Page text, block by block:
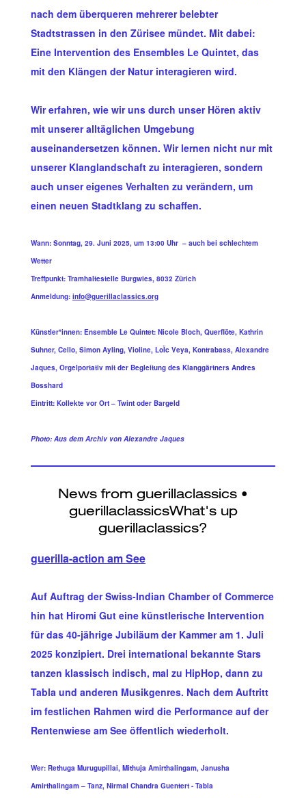
nach dem überqueren mehrerer belebter
Stadtstrassen in den Zürisee mündet. Mit dabei:
Eine Intervention des Ensembles Le Quintet, das
mit den Klängen der Natur interagieren wird.
Wir erfahren, wie wir uns durch unser Hören aktiv
mit unserer alltäglichen Umgebung
auseinandersetzen können. Wir lernen nicht nur mit
unserer Klanglandschaft zu interagieren, sondern
auch unser eigenes Verhalten zu verändern, um
einen neuen Stadtklang zu schaffen.
Wann: Sonntag, 29. Juni 2025, um 13:00 Uhr – auch bei schlechtem
Wetter
Treffpunkt: Tramhaltestelle Burgwies, 8032 Zürich
Anmeldung: info@guerillaclassics.org
Künstler*innen: Ensemble Le Quintet: Nicole Bloch, Querflöte, Kathrin
Suhner, Cello, Simon Ayling, Violine, LoÏc Veya, Kontrabass, Alexandre
Jaques, Orgelportativ mit der Begleitung des Klanggärtners Andres
Bosshard
Eintritt: Kollekte vor Ort – Twint oder Bargeld
Photo: Aus dem Archiv von Alexandre Jaques
guerilla-action am See
Auf Auftrag der Swiss-Indian Chamber of Commerce
hin hat Hiromi Gut eine künstlerische Intervention
für das 40-jährige Jubiläum der Kammer am 1. Juli
2025 konzipiert. Drei international bekannte Stars
tanzen klassisch indisch, mal zu HipHop, dann zu
Tabla und anderen Musikgenres. Nach dem Auftritt
im festlichen Rahmen wird die Performance auf der
Rentenwiese am See öffentlich wiederholt.
Wer: Rethuga Murugupillai, Mithuja Amirthalingam, Janusha
Amirthalingam – Tanz, Nirmal Chandra Guentert - Tabla